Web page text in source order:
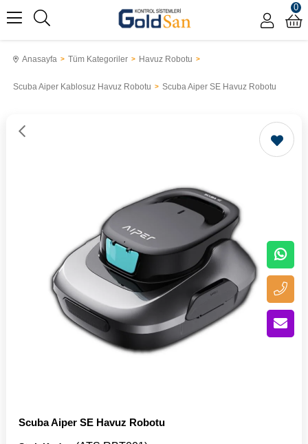
0
Anasayfa Tüm Kategoriler Havuz Robotu
Scuba Aiper Kablosuz Havuz Robotu Scuba Aiper SE Havuz Robotu
Scuba Aiper SE Havuz Robotu